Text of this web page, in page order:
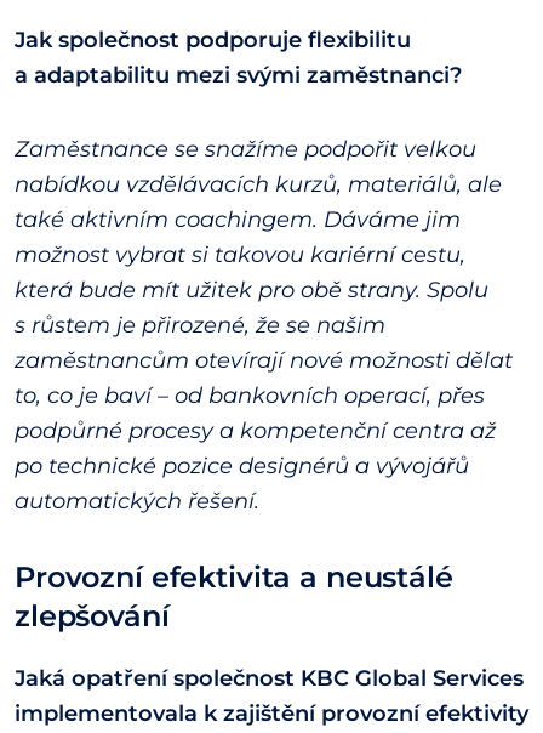
Jak společnost podporuje flexibilitu
a adaptabilitu mezi svými zaměstnanci?
Zaměstnance se snažíme podpořit velkou
nabídkou vzdělávacích kurzů, materiálů, ale
také aktivním coachingem. Dáváme jim
možnost vybrat si takovou kariérní cestu,
která bude mít užitek pro obě strany. Spolu
s růstem je přirozené, že se našim
zaměstnancům otevírají nové možnosti dělat
to, co je baví – od bankovních operací, přes
podpůrné procesy a kompetenční centra až
po technické pozice designérů a vývojářů
automatických řešení.
Provozní efektivita a neustálé
zlepšování
Jaká opatření společnost KBC Global Services
implementovala k zajištění provozní efektivity